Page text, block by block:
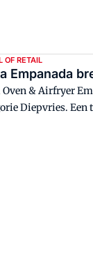
OF RETAIL
Empanada
& Airfryer
Diepvries. Een